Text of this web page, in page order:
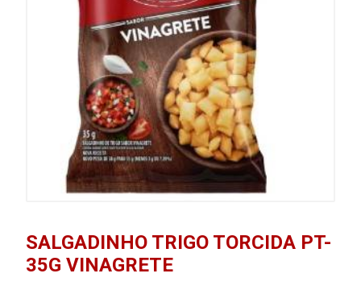
SALGADINHO TRIGO TORCIDA PT-
35G VINAGRETE